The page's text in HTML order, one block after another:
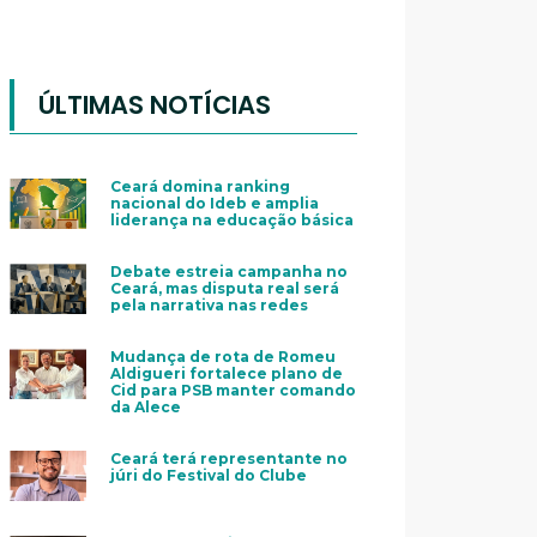
ÚLTIMAS NOTÍCIAS
Ceará domina ranking
nacional do Ideb e amplia
liderança na educação básica
Debate estreia campanha no
Ceará, mas disputa real será
pela narrativa nas redes
Mudança de rota de Romeu
Aldigueri fortalece plano de
Cid para PSB manter comando
da Alece
Ceará terá representante no
júri do Festival do Clube